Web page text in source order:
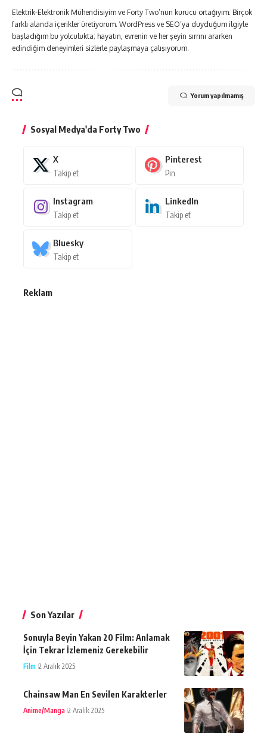
Elektrik-Elektronik Mühendisiyim ve Forty Two’nun kurucu ortağıyım. Birçok
farklı alanda içerikler üretiyorum. WordPress ve SEO’ya duyduğum ilgiyle
başladığım bu yolculukta; hayatın, evrenin ve her şeyin sırrını ararken
edindiğim deneyimleri sizlerle paylaşmaya çalışıyorum.
Yorum yapılmamış
Sosyal Medya'da Forty Two
X
Takip et
Pinterest
Pin
Instagram
Takip et
LinkedIn
Takip et
Bluesky
Takip et
Reklam
Son Yazılar
Sonuyla Beyin Yakan 20 Film: Anlamak
İçin Tekrar İzlemeniz Gerekebilir
Film 2 Aralık 2025
Chainsaw Man En Sevilen Karakterler
Anime/Manga 2 Aralık 2025